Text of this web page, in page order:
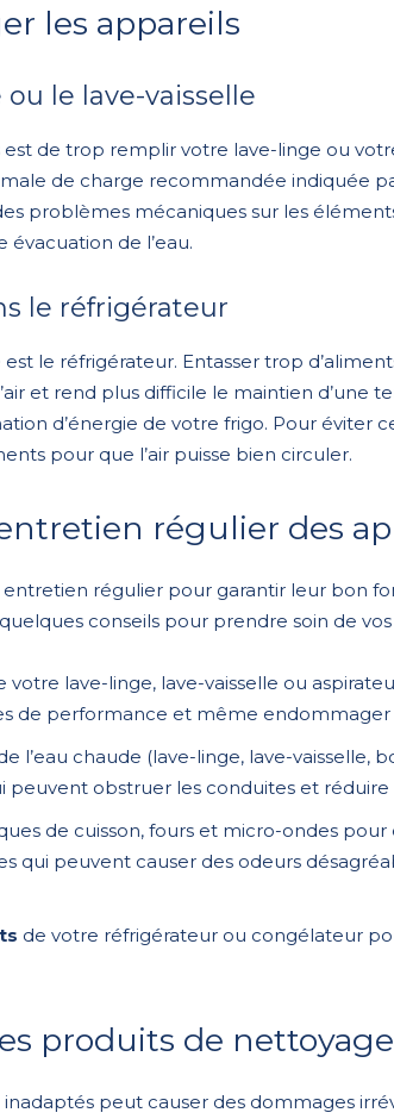
les appareils
le lave-vaisselle
est de trop remplir votre lave-linge ou
de charge recommandée indiquée
problèmes mécaniques sur les
de l’eau.
le réfrigérateur
le réfrigérateur. Entasser trop
et rend plus difficile le maintien d’une
d’énergie de votre frigo. Pour éviter
pour que l’air puisse bien circuler.
régulier des
régulier pour garantir leur bon
conseils pour prendre soin de
votre lave-linge, lave-vaisselle ou
de performance et même endommager
l’eau chaude (lave-linge, lave-vaisselle,
peuvent obstruer les conduites et
de cuisson, fours et micro-ondes pour
qui peuvent causer des odeurs
de votre réfrigérateur ou congélateur
produits de
peut causer des dommages